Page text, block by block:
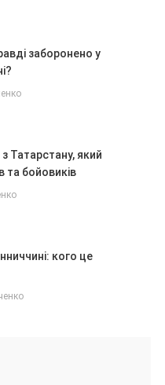
заборонено у
Татарстану, який
та бойовиків
кого це